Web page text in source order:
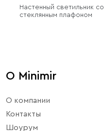
Настенный светильник со
стеклянным плафоном
О Minimir
О компании
Контакты
Шоурум